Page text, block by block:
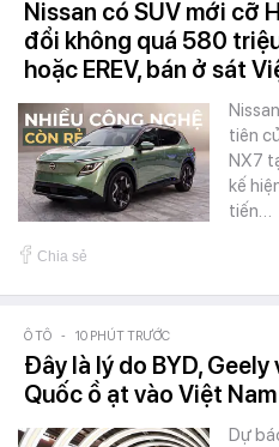
Nissan có SUV mới cỡ
đổi không quá 580
hoặc EREV, bán ở sát
tiên
NX7
kế
tiến…
Chia sẻ
Ô TÔ - 10 PHÚT TRƯỚC
Đây là lý do BYD, Geely
Quốc ồ ạt vào Việt Nam
Dự